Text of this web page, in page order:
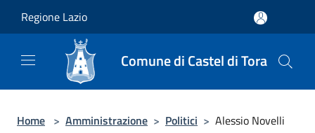
Regione Lazio
Comune di Castel di Tora
Home > Amministrazione > Politici > Alessio Novelli